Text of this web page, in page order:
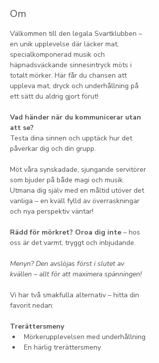
Om
Välkommen till den legala Svartklubben –
en unik upplevelse där läcker mat,
specialkomponerad musik och
häpnadsväckande sinnesintryck möts i
totalt mörker. Här får du chansen att
uppleva mat, dryck och underhållning på
ett sätt du aldrig gjort förut!
Vad händer när du kommunicerar utan
att se?
Testa dina sinnen och upptäck hur det
påverkar dig och din grupp.
Möt våra synskadade, sjungande servitörer
som bjuder på både magi och musik.
Utmana dig själv med en måltid utöver det
vanliga – en kväll fylld av överraskningar
och nya perspektiv väntar!
Rädd för mörkret? Oroa dig inte – hos
oss är det varmt, tryggt och inbjudande.
Menyn? Den avslöjas först i slutet av
kvällen – allt för att maximera spänningen!
Vi har två smakfulla alternativ – hitta din
favorit nedan:
Trerättersmeny
Mörkerupplevelsen med underhållning
En härlig trerättersmeny